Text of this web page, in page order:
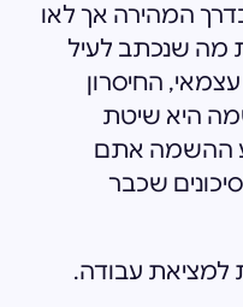
המהירה אך לאו
מה שנכתב לעיל
החיסרון
היא שיטת
ההשמה אתם
שכבר
למציאת עבודה.